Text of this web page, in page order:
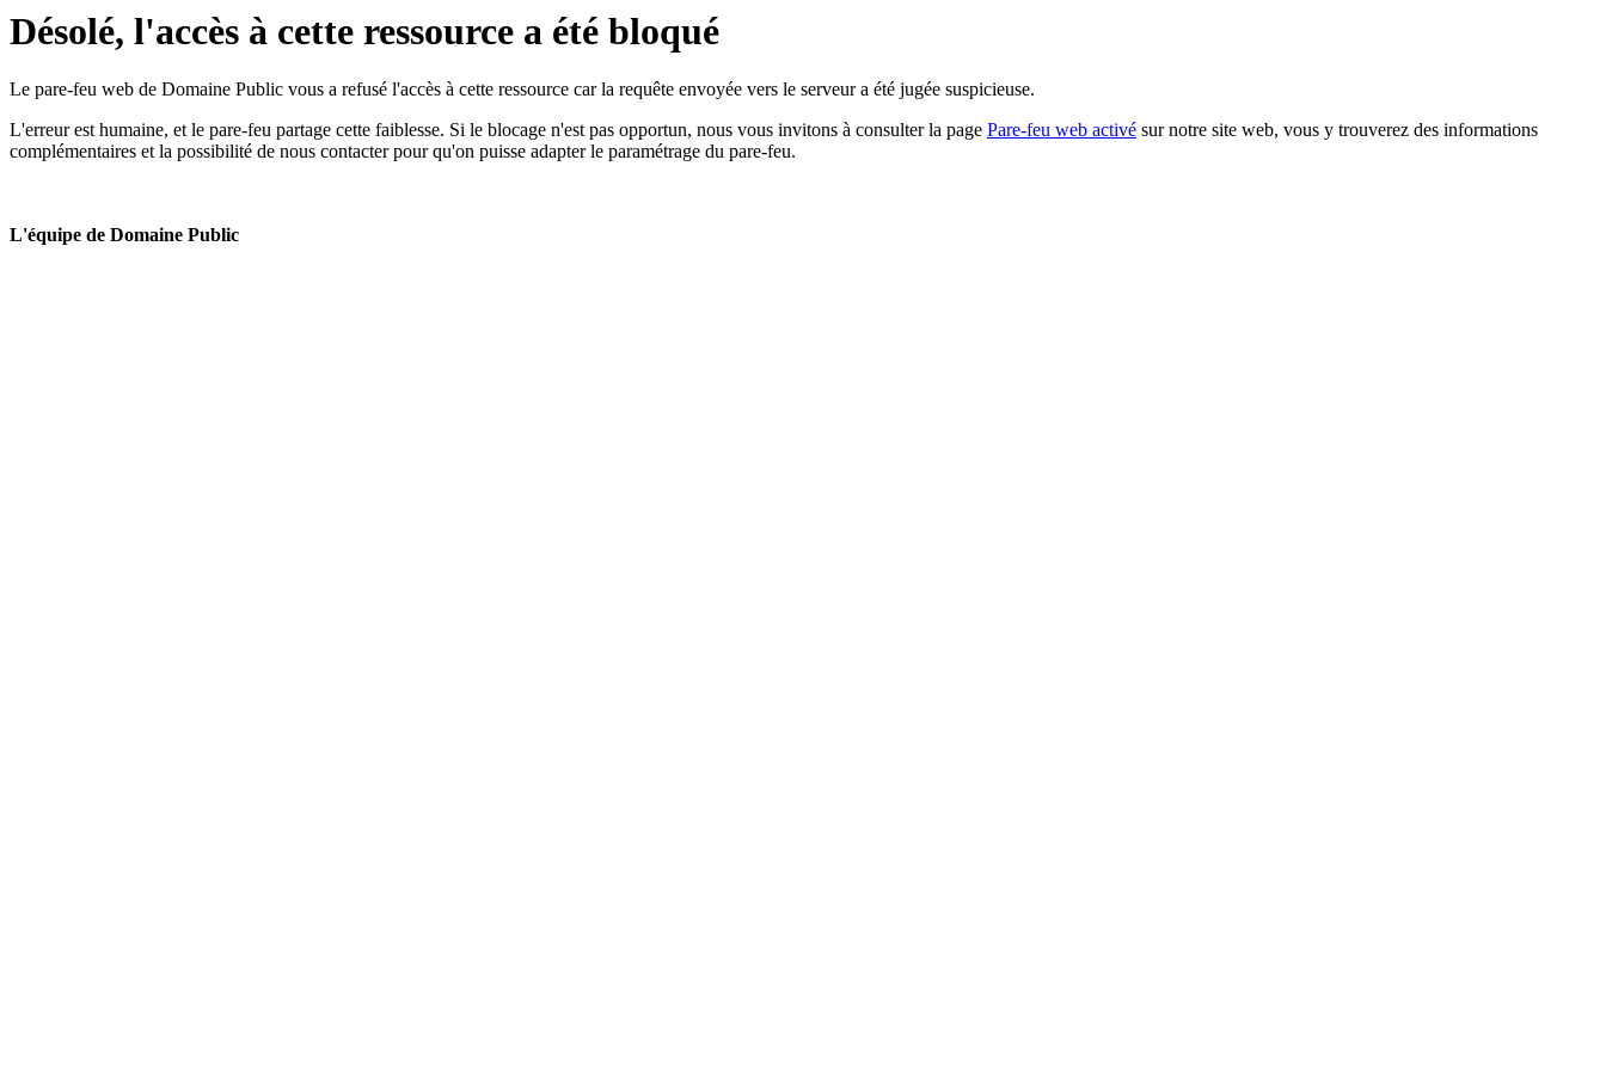
Désolé, l'accès à cette ressource a été bloqué
Le pare-feu web de Domaine Public vous a refusé l'accès à cette ressource car la requête envoyée vers le serveur a été jugée suspicieuse.
L'erreur est humaine, et le pare-feu partage cette faiblesse. Si le blocage n'est pas opportun, nous vous invitons à consulter la page Pare-feu web activé sur notre site web, vous y trouverez des informations
complémentaires et la possibilité de nous contacter pour qu'on puisse adapter le paramétrage du pare-feu.
L'équipe de Domaine Public